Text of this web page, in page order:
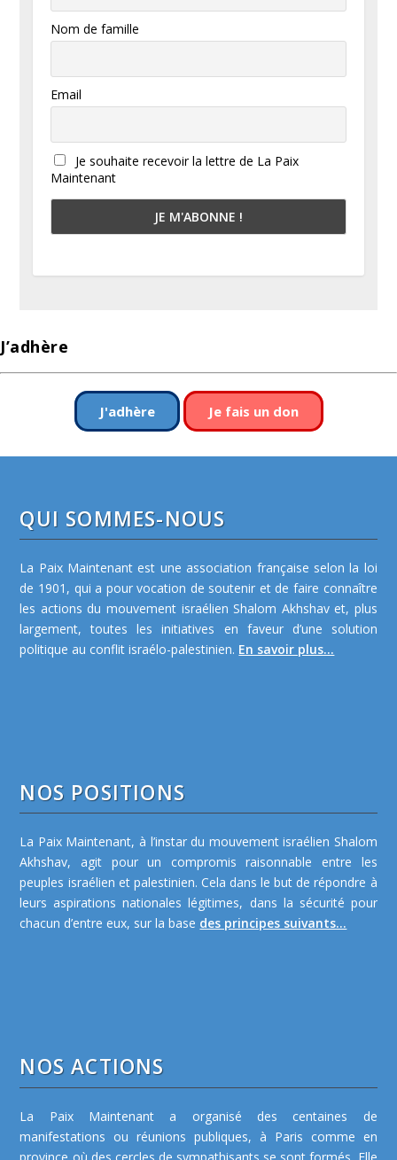
Nom de famille
Email
Je souhaite recevoir la lettre de La Paix
Maintenant
J’adhère
J'adhère Je fais un don
QUI SOMMES-NOUS
La Paix Maintenant est une association française selon la loi
de 1901, qui a pour vocation de soutenir et de faire connaître
les actions du mouvement israélien Shalom Akhshav et, plus
largement, toutes les initiatives en faveur d’une solution
politique au conflit israélo-palestinien. En savoir plus...
NOS POSITIONS
La Paix Maintenant, à l’instar du mouvement israélien Shalom
Akhshav, agit pour un compromis raisonnable entre les
peuples israélien et palestinien. Cela dans le but de répondre à
leurs aspirations nationales légitimes, dans la sécurité pour
chacun d’entre eux, sur la base des principes suivants...
NOS ACTIONS
La Paix Maintenant a organisé des centaines de
manifestations ou réunions publiques, à Paris comme en